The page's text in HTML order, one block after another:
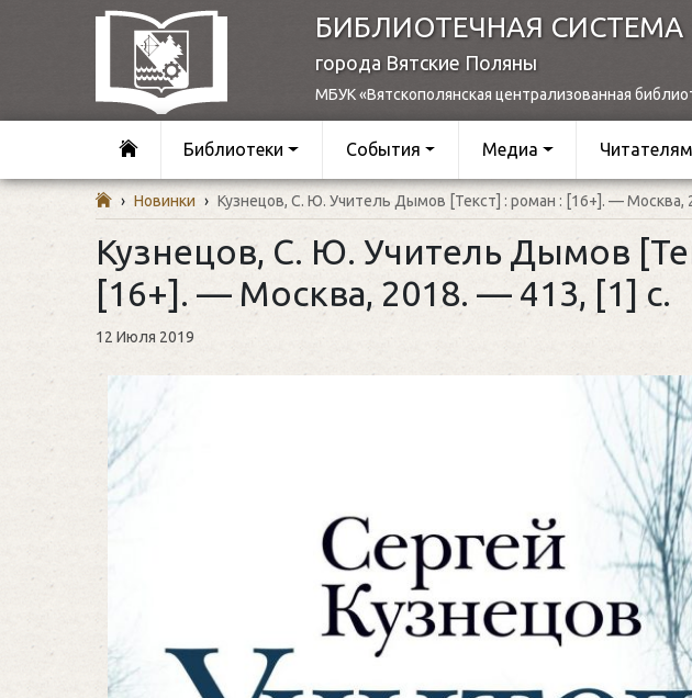
БИБЛИОТЕЧНАЯ СИСТЕМА
города Вятские Поляны
МБУК «Вятскополянская централизованная
Библиотеки События Медиа Читателям
› Новинки › Кузнецов, С. Ю. Учитель Дымов [Текст] : роман : [16+]. — Москва,
Кузнецов, С. Ю. Учитель Дымов
[16+]. — Москва, 2018. — 413, [1] с.
12 Июля 2019